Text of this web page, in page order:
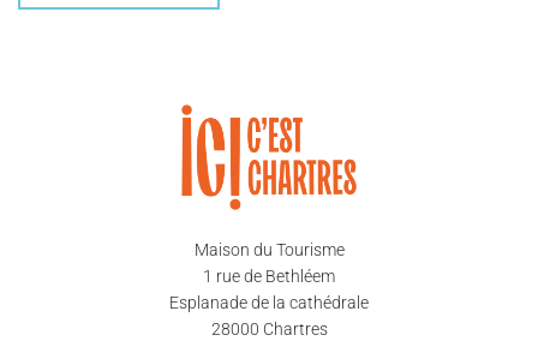
Maison du Tourisme
1 rue de Bethléem
Esplanade de la cathédrale
28000 Chartres